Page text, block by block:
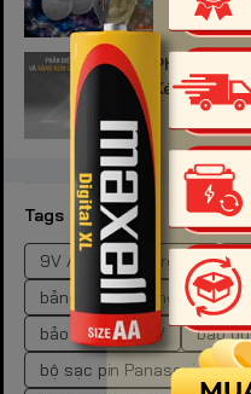
Phân Biệt
Kém Chất
Tags
9V Alkaline Energizer
bảng mã pin đồng hồ SR
bảo quản pin 9V
bảo
bộ sạc pin Panasonic